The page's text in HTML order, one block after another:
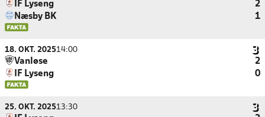
IF Lyseng
2
Næsby BK
1
18. OKT. 202514:00
Vanløse
2
IF Lyseng
0
25. OKT. 202513:30